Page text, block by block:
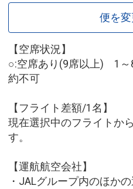
便を
【空席状況】
○:空席あり(9席以上) 1
約不可
【フライト差額/1名】
現在選択中のフライトか
す。
【運航航空会社】
・JALグループ内のほか